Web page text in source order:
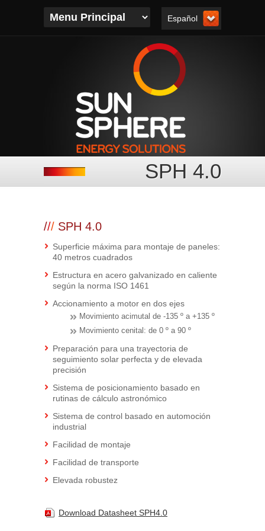
Español
SPH 4.0
/// SPH 4.0
Superficie máxima para montaje de paneles:
40 metros cuadrados
Estructura en acero galvanizado en caliente
según la norma ISO 1461
Accionamiento a motor en dos ejes
Movimiento acimutal de -135 º a +135 º
Movimiento cenital: de 0 º a 90 º
Preparación para una trayectoria de
seguimiento solar perfecta y de elevada
precisión
Sistema de posicionamiento basado en
rutinas de cálculo astronómico
Sistema de control basado en automoción
industrial
Facilidad de montaje
Facilidad de transporte
Elevada robustez
Download Datasheet SPH4.0